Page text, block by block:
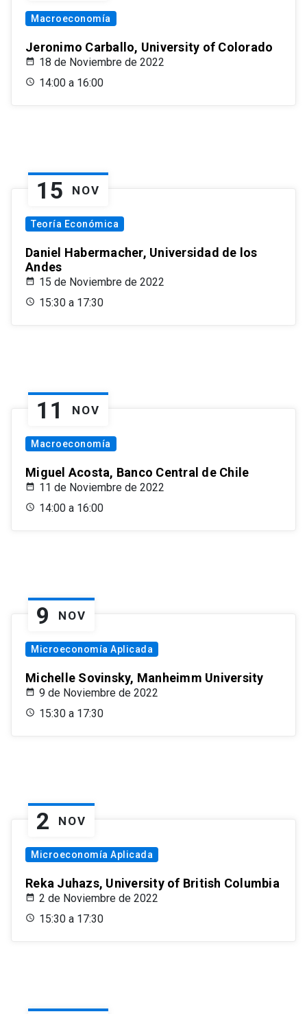
Macroeconomía
Jeronimo Carballo, University of Colorado
18 de Noviembre de 2022
14:00 a 16:00
15 NOV
Teoría Económica
Daniel Habermacher, Universidad de los
Andes
15 de Noviembre de 2022
15:30 a 17:30
11 NOV
Macroeconomía
Miguel Acosta, Banco Central de Chile
11 de Noviembre de 2022
14:00 a 16:00
9 NOV
Microeconomía Aplicada
Michelle Sovinsky, Manheimm University
9 de Noviembre de 2022
15:30 a 17:30
2 NOV
Microeconomía Aplicada
Reka Juhazs, University of British Columbia
2 de Noviembre de 2022
15:30 a 17:30